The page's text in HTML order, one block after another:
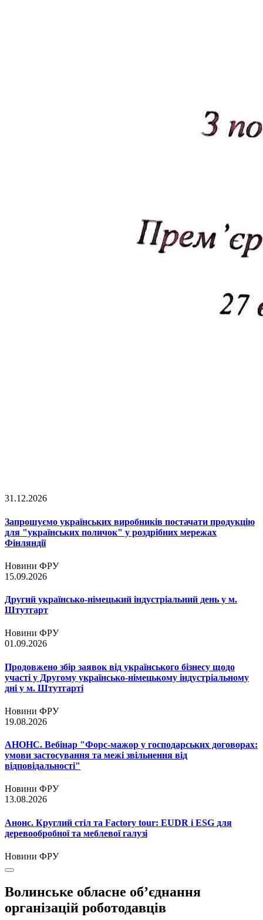
31.12.2026
Запрошуємо українських виробників постачати продукцію
для "українських поличок" у роздрібних мережах
Фінляндії
Новини ФРУ
15.09.2026
Другий українсько-німецький індустріальний день у м.
Штутгарт
Новини ФРУ
01.09.2026
Продовжено збір заявок від українського бізнесу щодо
участі у Другому українсько-німецькому індустріальному
дні у м. Штутгарті
Новини ФРУ
19.08.2026
АНОНС. Вебінар "Форс-мажор у господарських договорах:
умови застосування та межі звільнення від
відповідальності"
Новини ФРУ
13.08.2026
Анонс. Круглий стіл та Factory tour: EUDR і ESG для
деревообробної та меблевої галузі
Новини ФРУ
Волинське обласне об’єднання
організацій роботодавців